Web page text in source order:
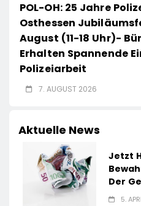
POL-OH: 25 Jahre
Osthessen
August (11-18 Uhr)-
Erhalten Spannende
Polizeiarbeit
7. AUGUST 2026
Aktuelle News
Jetzt
Der
5.